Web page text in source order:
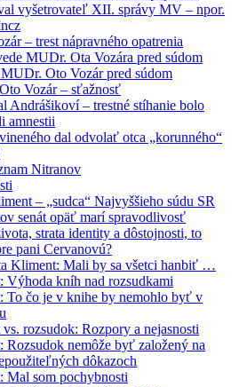
vyšetrovateľ XII. správy MV – npor.
– trest nápravného opatrenia
MUDr. Ota Vozára pred súdom
Oto Vozár pred súdom
Vozár – sťažnosť
Andrášikoví – trestné stíhanie bolo
amnestii
dal odvolať otca „korunného“
Nitranov
– „sudca“ Najvyššieho súdu SR
senát opäť marí spravodlivosť
strata identity a dôstojnosti, to
pani Cervanovú?
Kliment: Mali by sa všetci hanbiť …
Výhoda kníh nad rozsudkami
To čo je v knihe by nemohlo byť v
rozsudok: Rozpory a nejasnosti
Rozsudok nemôže byť založený na
dôkazoch
Mal som pochybnosti